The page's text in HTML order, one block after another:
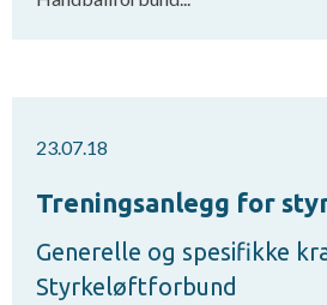
23.07.18
Treningsanlegg for
Generelle og spesifikke
Styrkeløftforbund